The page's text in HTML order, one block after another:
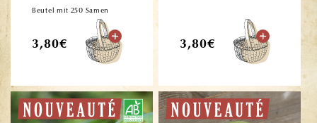
Beutel mit 250 Samen
Normaler
3,80€
Normaler
3,80€